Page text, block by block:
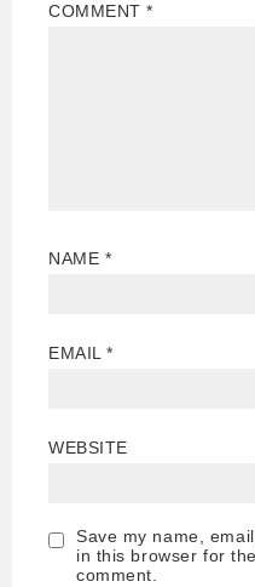
COMMENT*
NAME *
EMAIL*
WEBSITE
Save my name,
in this browser for
comment.